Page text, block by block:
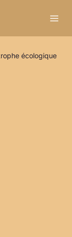
écologique